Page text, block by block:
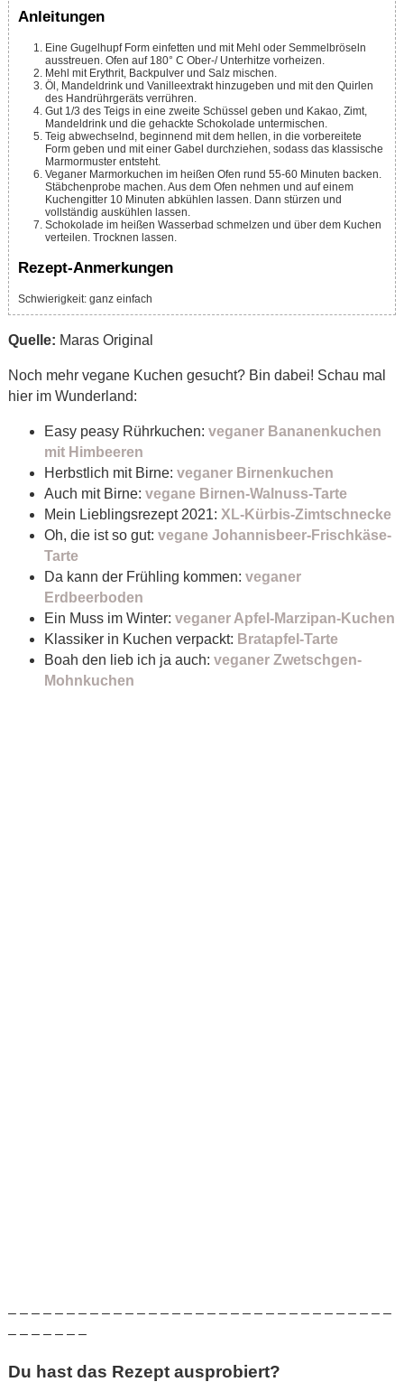
Anleitungen
Eine Gugelhupf Form einfetten und mit Mehl oder Semmelbröseln
ausstreuen. Ofen auf 180° C Ober-/ Unterhitze vorheizen.
Mehl mit Erythrit, Backpulver und Salz mischen.
Öl, Mandeldrink und Vanilleextrakt hinzugeben und mit den Quirlen
des Handrührgeräts verrühren.
Gut 1/3 des Teigs in eine zweite Schüssel geben und Kakao, Zimt,
Mandeldrink und die gehackte Schokolade untermischen.
Teig abwechselnd, beginnend mit dem hellen, in die vorbereitete
Form geben und mit einer Gabel durchziehen, sodass das klassische
Marmormuster entsteht.
Veganer Marmorkuchen im heißen Ofen rund 55-60 Minuten backen.
Stäbchenprobe machen. Aus dem Ofen nehmen und auf einem
Kuchengitter 10 Minuten abkühlen lassen. Dann stürzen und
vollständig auskühlen lassen.
Schokolade im heißen Wasserbad schmelzen und über dem Kuchen
verteilen. Trocknen lassen.
Rezept-Anmerkungen
Schwierigkeit: ganz einfach
Quelle: Maras Original
Noch mehr vegane Kuchen gesucht? Bin dabei! Schau mal
hier im Wunderland:
Easy peasy Rührkuchen: veganer Bananenkuchen
mit Himbeeren
Herbstlich mit Birne: veganer Birnenkuchen
Auch mit Birne: vegane Birnen-Walnuss-Tarte
Mein Lieblingsrezept 2021: XL-Kürbis-Zimtschnecke
Oh, die ist so gut: vegane Johannisbeer-Frischkäse-
Tarte
Da kann der Frühling kommen: veganer
Erdbeerboden
Ein Muss im Winter: veganer Apfel-Marzipan-Kuchen
Klassiker in Kuchen verpackt: Bratapfel-Tarte
Boah den lieb ich ja auch: veganer Zwetschgen-
Mohnkuchen
– – – – – – – – – – – – – – – – – – – – – – – – – – – – – – – – –
– – – – – – –
Du hast das Rezept ausprobiert?